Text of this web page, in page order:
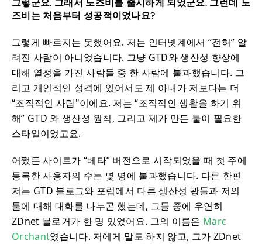
그렇군요. 그래서 노즈비를 출시하게 되었군요. 그런데 노
즈비는 처음부터 성공적이었나요?
그렇게 빠르지는 못했어요. 저는 인터넷계에서 “전혀” 알
려진 사람이 아니었습니다. 그냥 GTD와 생산성 향상에
대해 열정을 가진 사람들 중 한 사람에 불과했습니다. 그
리고 개인적인 성격에 있어서도 제 아내가 저보다는 더
“조직적인 사람"이에요. 저는 “조직적인 생활을 하기 위
해” GTD 와 생산성 원칙, 그리고 제가 만든 툴이 필요한
스타일이었고요.
어쨌든 사이트가 “베타” 버전으로 시작되었을 때 첫 주에
등록한 사용자의 수는 몇 명에 불과했습니다. 다른 한편
저는 GTD 블로그와 포럼에서 다른 생산성 광들과 저의
툴에 대해 대화를 나누곤 했는데, 그들 중에 우연히
ZDnet 블로거가 한 명 있었어요. 그의 이름은 Marc
Orchant였습니다. 저에게 말도 하지 않고, 그가 ZDnet